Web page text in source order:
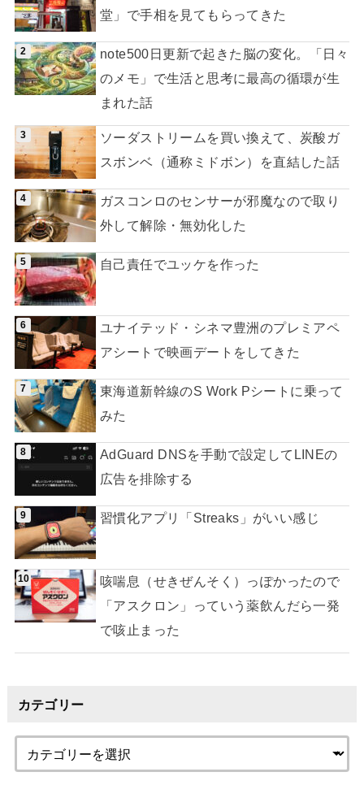
堂」で手相を見てもらってきた
note500日更新で起きた脳の変化。「日々
のメモ」で生活と思考に最高の循環が生
まれた話
ソーダストリームを買い換えて、炭酸ガ
スボンベ（通称ミドボン）を直結した話
ガスコンロのセンサーが邪魔なので取り
外して解除・無効化した
自己責任でユッケを作った
ユナイテッド・シネマ豊洲のプレミアペ
アシートで映画デートをしてきた
東海道新幹線のS Work Pシートに乗って
みた
AdGuard DNSを手動で設定してLINEの
広告を排除する
習慣化アプリ「Streaks」がいい感じ
咳喘息（せきぜんそく）っぽかったので
「アスクロン」っていう薬飲んだら一発
で咳止まった
カテゴリー